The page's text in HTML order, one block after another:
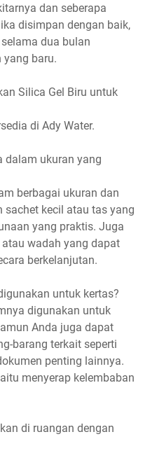
dan seberapa
disimpan dengan baik,
dua bulan
yang baru.
Silica Gel Biru untuk
di Ady Water.
dalam ukuran yang
berbagai ukuran dan
sachet kecil atau tas yang
yang praktis. Juga
wadah yang dapat
berkelanjutan.
untuk kertas?
digunakan untuk
Anda juga dapat
barang terkait seperti
penting lainnya.
menyerap kelembaban
di ruangan dengan